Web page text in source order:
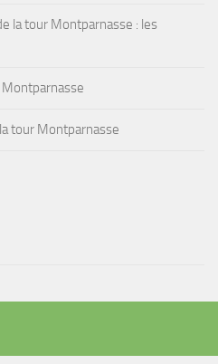
la tour Montparnasse : les
tour Montparnasse